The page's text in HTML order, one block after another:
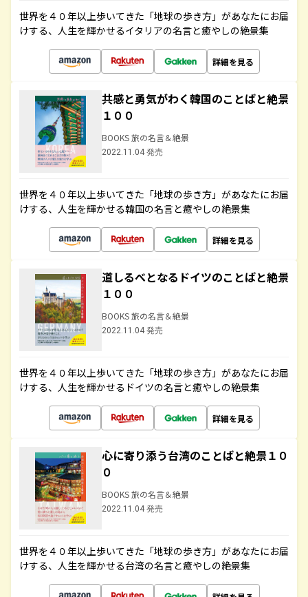
世界を４０年以上歩いてきた「地球の歩き方」があなたにお届
けする、人生を輝かせるイタリアの名言と癒やしの絶景集
詳細を見る
共感と勇気がわく韓国のことばと絶景
１００
BOOKS 旅の名言＆絶景
2022.11.04 発売
世界を４０年以上歩いてきた「地球の歩き方」があなたにお届
けする、人生を輝かせる韓国の名言と癒やしの絶景集
詳細を見る
道しるべとなるドイツのことばと絶景
１００
BOOKS 旅の名言＆絶景
2022.11.04 発売
世界を４０年以上歩いてきた「地球の歩き方」があなたにお届
けする、人生を輝かせるドイツの名言と癒やしの絶景集
詳細を見る
心に寄り添う台湾のことばと絶景１０
０
BOOKS 旅の名言＆絶景
2022.11.04 発売
世界を４０年以上歩いてきた「地球の歩き方」があなたにお届
けする、人生を輝かせる台湾の名言と癒やしの絶景集